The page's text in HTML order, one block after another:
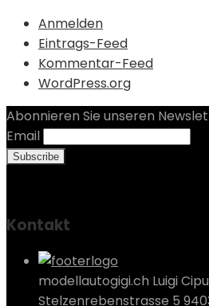
Anmelden
Eintrags-Feed
Kommentar-Feed
WordPress.org
Abonnieren Sie unseren
Email
Kontakt
modellautogigi.ch Luigi
Stelzenrebenstrasse 5